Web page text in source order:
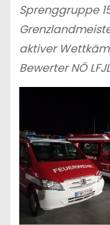
Sprenggruppe
aktiver
Bewerter NÖ